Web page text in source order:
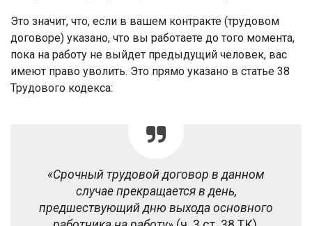
Это значит, что, если в вашем контракте (трудовом
договоре) указано, что вы работаете до того момента,
пока на работу не выйдет предыдущий человек, вас
имеют право уволить. Это прямо указано в статье 38
Трудового кодекса:
«Срочный трудовой договор в данном
случае прекращается в день,
предшествующий дню выхода основного